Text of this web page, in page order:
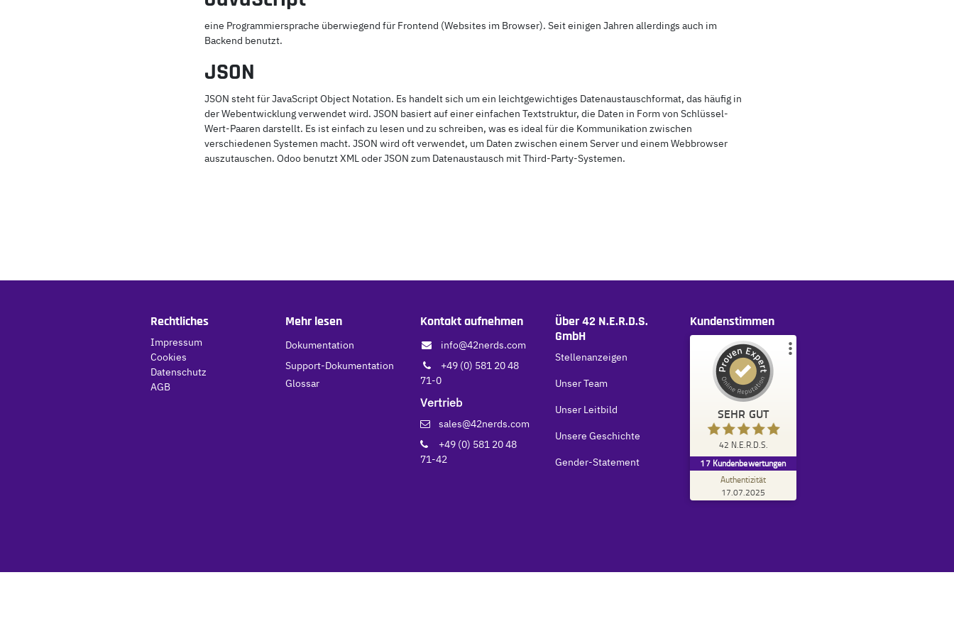
eine Programmiersprache überwiegend für Frontend (Websites im Browser). Seit einigen Jahren allerdings auch im
Backend benutzt.
JSON
JSON steht für JavaScript Object Notation. Es handelt sich um ein leichtgewichtiges Datenaustauschformat, das häufig in
der Webentwicklung verwendet wird. JSON basiert auf einer einfachen Textstruktur, die Daten in Form von Schlüssel-
Wert-Paaren darstellt. Es ist einfach zu lesen und zu schreiben, was es ideal für die Kommunikation zwischen
verschiedenen Systemen macht. JSON wird oft verwendet, um Daten zwischen einem Server und einem Webbrowser
auszutauschen. Odoo benutzt XML oder JSON zum Datenaustausch mit Third-Party-Systemen.
Rechtliches
Impressum
Cookies
Datenschutz
AGB
Mehr lesen
Dokumentation
Support-Dokumentation
Glossar
Kontakt aufnehmen
info@42nerds.com
+49 (0) 581 20 48
71-0
Vertrieb
sales@42nerds.com
+49 (0) 581 20 48
71-42
Über 42 N.E.R.D.S.
GmbH
Stellenanzeigen
Unser Team
Unser Leitbild
Unsere Geschichte
Gender-Statement
Kundenstimmen
SEHR GUT
42 N.E.R.D.S.
17 Kundenbewertungen
Authentizität
17.07.2025
Kundenbewertungen und Erfahrungen zu
42 N.E.R.D.S.
Empfehlungen auf
ProvenExpert.com
SEHR GUT